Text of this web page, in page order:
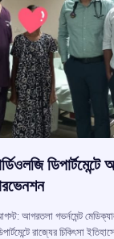
আগরতলা গভর্নমেন্ট
রাজ্যের চিকিৎসা